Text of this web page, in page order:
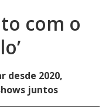
com o
desde 2020,
juntos